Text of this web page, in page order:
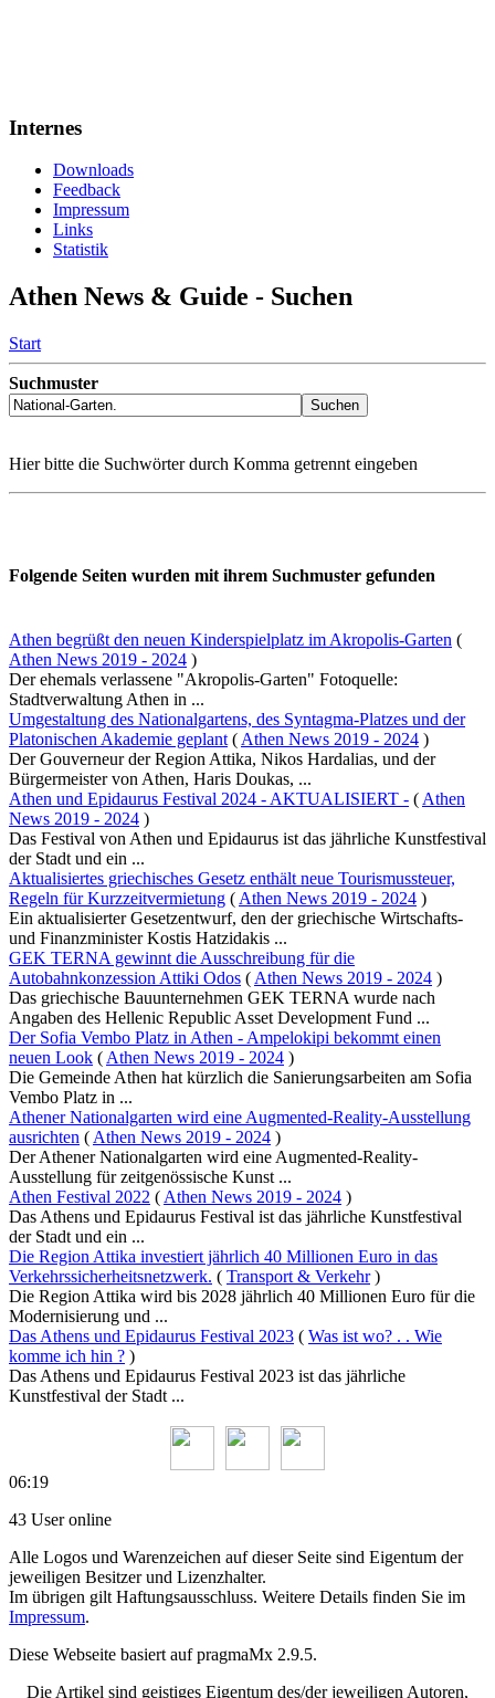
Internes
Downloads
Feedback
Impressum
Links
Statistik
Athen News & Guide - Suchen
Start
Suchmuster
Hier bitte die Suchwörter durch Komma getrennt eingeben
Folgende Seiten wurden mit ihrem Suchmuster gefunden
Athen begrüßt den neuen Kinderspielplatz im Akropolis-Garten (
Athen News 2019 - 2024 )
Der ehemals verlassene "Akropolis-Garten" Fotoquelle:
Stadtverwaltung Athen in ...
Umgestaltung des Nationalgartens, des Syntagma-Platzes und der
Platonischen Akademie geplant ( Athen News 2019 - 2024 )
Der Gouverneur der Region Attika, Nikos Hardalias, und der
Bürgermeister von Athen, Haris Doukas, ...
Athen und Epidaurus Festival 2024 - AKTUALISIERT - ( Athen
News 2019 - 2024 )
Das Festival von Athen und Epidaurus ist das jährliche Kunstfestival
der Stadt und ein ...
Aktualisiertes griechisches Gesetz enthält neue Tourismussteuer,
Regeln für Kurzzeitvermietung ( Athen News 2019 - 2024 )
Ein aktualisierter Gesetzentwurf, den der griechische Wirtschafts-
und Finanzminister Kostis Hatzidakis ...
GEK TERNA gewinnt die Ausschreibung für die
Autobahnkonzession Attiki Odos ( Athen News 2019 - 2024 )
Das griechische Bauunternehmen GEK TERNA wurde nach
Angaben des Hellenic Republic Asset Development Fund ...
Der Sofia Vembo Platz in Athen - Ampelokipi bekommt einen
neuen Look ( Athen News 2019 - 2024 )
Die Gemeinde Athen hat kürzlich die Sanierungsarbeiten am Sofia
Vembo Platz in ...
Athener Nationalgarten wird eine Augmented-Reality-Ausstellung
ausrichten ( Athen News 2019 - 2024 )
Der Athener Nationalgarten wird eine Augmented-Reality-
Ausstellung für zeitgenössische Kunst ...
Athen Festival 2022 ( Athen News 2019 - 2024 )
Das Athens und Epidaurus Festival ist das jährliche Kunstfestival
der Stadt und ein ...
Die Region Attika investiert jährlich 40 Millionen Euro in das
Verkehrssicherheitsnetzwerk. ( Transport & Verkehr)
Die Region Attika wird bis 2028 jährlich 40 Millionen Euro für die
Modernisierung und ...
Das Athens und Epidaurus Festival 2023 ( Was ist wo? . . Wie
komme ich hin ? )
Das Athens und Epidaurus Festival 2023 ist das jährliche
Kunstfestival der Stadt ...
06:19
43 User online
Alle Logos und Warenzeichen auf dieser Seite sind Eigentum der
jeweiligen Besitzer und Lizenzhalter.
Im übrigen gilt Haftungsausschluss. Weitere Details finden Sie im
Impressum.
Diese Webseite basiert auf pragmaMx 2.9.5.
Die Artikel sind geistiges Eigentum des/der jeweiligen Autoren,